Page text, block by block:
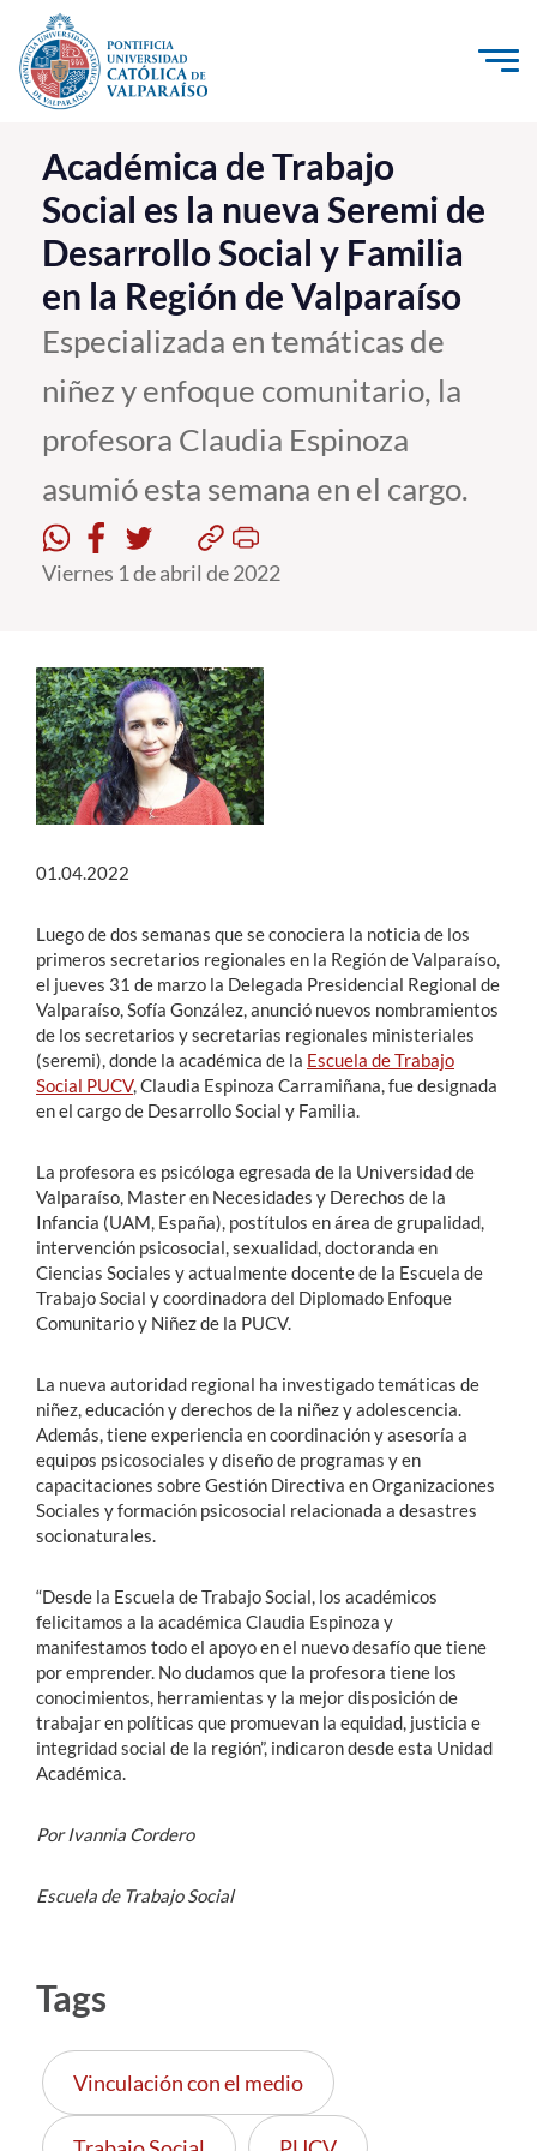
Click acá para ir directamente al contenido
La Universidad
Investigación, Creación e Innovación
PUCV Internacional
Vinculación con el Medio
Admisión
Pregrado
Formación Continua
Funcionarios
Alumni
Académica de Trabajo
Social es la nueva Seremi de
Desarrollo Social y Familia
en la Región de Valparaíso
Especializada en temáticas de
niñez y enfoque comunitario, la
profesora Claudia Espinoza
asumió esta semana en el cargo.
Viernes 1 de abril de 2022
01.04.2022
Luego de dos semanas que se conociera la noticia de los
primeros secretarios regionales en la Región de Valparaíso,
el jueves 31 de marzo la Delegada Presidencial Regional de
Valparaíso, Sofía González, anunció nuevos nombramientos
de los secretarios y secretarias regionales ministeriales
(seremi), donde la académica de la Escuela de Trabajo
Social PUCV, Claudia Espinoza Carramiñana, fue designada
en el cargo de Desarrollo Social y Familia.
La profesora es psicóloga egresada de la Universidad de
Valparaíso, Master en Necesidades y Derechos de la
Infancia (UAM, España), postítulos en área de grupalidad,
intervención psicosocial, sexualidad, doctoranda en
Ciencias Sociales y actualmente docente de la Escuela de
Trabajo Social y coordinadora del Diplomado Enfoque
Comunitario y Niñez de la PUCV.
La nueva autoridad regional ha investigado temáticas de
niñez, educación y derechos de la niñez y adolescencia.
Además, tiene experiencia en coordinación y asesoría a
equipos psicosociales y diseño de programas y en
capacitaciones sobre Gestión Directiva en Organizaciones
Sociales y formación psicosocial relacionada a desastres
socionaturales.
“Desde la Escuela de Trabajo Social, los académicos
felicitamos a la académica Claudia Espinoza y
manifestamos todo el apoyo en el nuevo desafío que tiene
por emprender. No dudamos que la profesora tiene los
conocimientos, herramientas y la mejor disposición de
trabajar en políticas que promuevan la equidad, justicia e
integridad social de la región”, indicaron desde esta Unidad
Académica.
Por Ivannia Cordero
Escuela de Trabajo Social
Tags
Vinculación con el medio